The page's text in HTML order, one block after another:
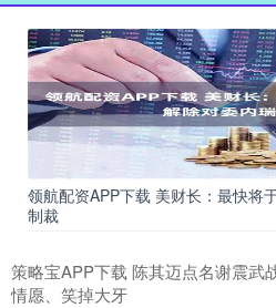
领航配资APP下载 美财长：最快将
制裁
策略宝APP下载 陈其迈点名谢震武
情愿、笑掉大牙